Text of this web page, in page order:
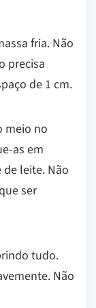
fria. Não
precisa
de 1 cm.
meio no
as em
leite. Não
ser
tudo.
Não